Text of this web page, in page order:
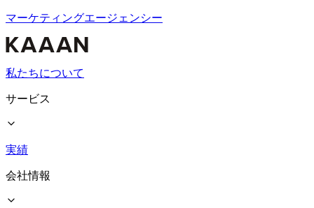
マーケティングエージェンシー
私たちについて
サービス
実績
会社情報